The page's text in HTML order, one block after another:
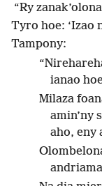
“Ry
Tyro hoe: ‘Izao
Tampony:
ianao
Milaza
amin’ny
aho, eny